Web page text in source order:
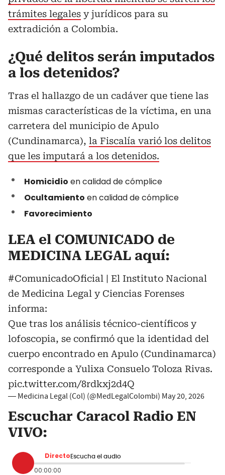
trámites legales y jurídicos para su
extradición a Colombia.
¿Qué delitos serán imputados
a los detenidos?
Tras el hallazgo de un cadáver que tiene las
mismas características de la víctima, en una
carretera del municipio de Apulo
(Cundinamarca), la Fiscalía varió los delitos
que les imputará a los detenidos.
Homicidio en calidad de cómplice
Ocultamiento en calidad de cómplice
Favorecimiento
LEA el COMUNICADO de
MEDICINA LEGAL aquí:
#ComunicadoOficial | El Instituto Nacional
de Medicina Legal y Ciencias Forenses
informa:
Que tras los análisis técnico-científicos y
lofoscopia, se confirmó que la identidad del
cuerpo encontrado en Apulo (Cundinamarca)
corresponde a Yulixa Consuelo Toloza Rivas.
pic.twitter.com/8rdkxj2d4Q
— Medicina Legal (Col) (@MedLegalColombi) May 20, 2026
Escuchar Caracol Radio EN
VIVO:
Directo Escucha el audio
00:00:00